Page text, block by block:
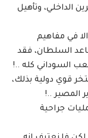
الداخلي، وتأهيل
في مفاهيم
السلطان، فقد
السوداني كله ..!
قوي دولية بذلك،
المصير ..!
جراحية